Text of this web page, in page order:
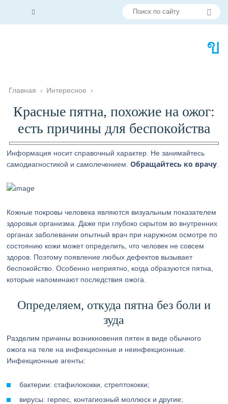
Главная › Интересное ›
Красные пятна, похожие на ожог:
есть причины для беспокойства
Информация носит справочный характер. Не занимайтесь
самодиагностикой и самолечением.Обращайтесь ко врачу
Кожные покровы человека являются визуальным показателем
здоровья организма. Даже при глубоко скрытом во внутренних
органах заболевании опытный врач при наружном осмотре по
состоянию кожи может определить, что человек не совсем
здоров. Поэтому появление любых дефектов вызывает
беспокойство. Особенно неприятно, когда образуются пятна,
которые напоминают последствия ожога.
Определяем, откуда пятна без боли и
зуда
Разделим причины возникновения пятен в виде обычного
ожога на теле на инфекционные и неинфекционные.
Инфекционные агенты:
бактерии: стафилококки, стрептококки;
вирусы: герпес, контагиозный моллюск и другие;